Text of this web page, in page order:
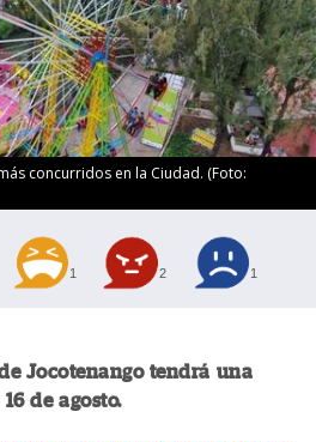
concurridos en la Ciudad. (Foto:
1 2 1
Jocotenango tendrá una
de agosto.